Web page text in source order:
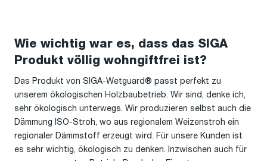
Wie wichtig war es, dass das SIGA
Produkt völlig wohngiftfrei ist?
Das Produkt von SIGA-Wetguard® passt perfekt zu
unserem ökologischen Holzbaubetrieb. Wir sind, denke ich,
sehr ökologisch unterwegs. Wir produzieren selbst auch die
Dämmung ISO-Stroh, wo aus regionalem Weizenstroh ein
regionaler Dämmstoff erzeugt wird. Für unsere Kunden ist
es sehr wichtig, ökologisch zu denken. Inzwischen auch für